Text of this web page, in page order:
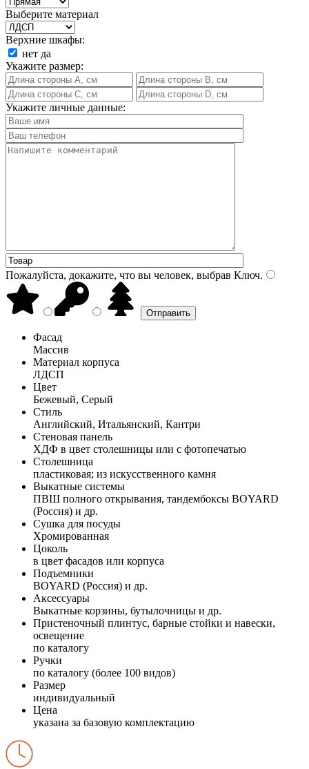
Выберите материал
Верхние шкафы:
нет да
Укажите размер:
Укажите личные данные:
Пожалуйста, докажите, что вы человек, выбрав Ключ.
Фасад
Массив
Материал корпуса
ЛДСП
Цвет
Бежевый, Серый
Стиль
Английский, Итальянский, Кантри
Стеновая панель
ХДФ в цвет столешницы или с фотопечатью
Столешница
пластиковая; из искусственного камня
Выкатные системы
ПВШ полного открывания, тандембоксы BOYARD
(Россия) и др.
Сушка для посуды
Хромированная
Цоколь
в цвет фасадов или корпуса
Подъемники
BOYARD (Россия) и др.
Аксессуары
Выкатные корзины, бутылочницы и др.
Пристеночный плинтус, барные стойки и навески,
освещение
по каталогу
Ручки
по каталогу (более 100 видов)
Размер
индивидуальный
Цена
указана за базовую комплектацию